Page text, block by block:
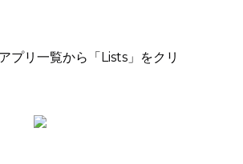
プリ一覧から「Lists」をクリ